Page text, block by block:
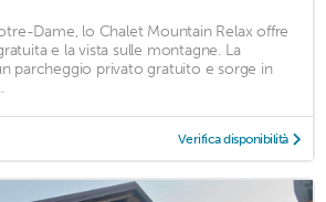
Dame, lo Chalet Mountain Relax offre
e la vista sulle montagne. La
parcheggio privato gratuito e sorge in
Verifica disponibilità